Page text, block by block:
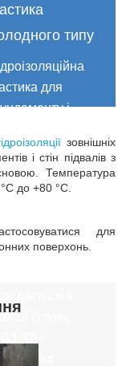
типу
для
і
до
бітумна
бітуму
зовнішніх
і стін підвалів з
Температура
до +80 °С.
для
поверхонь.